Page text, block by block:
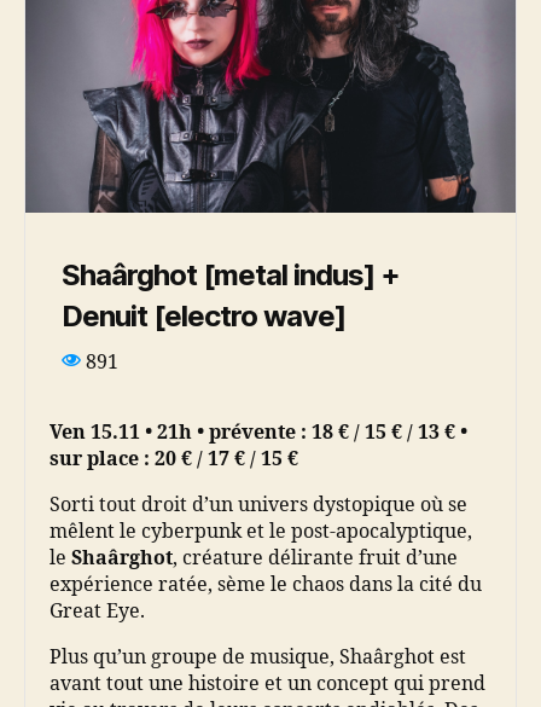
Shaârghot [metal indus] +
Denuit [electro wave]
891
Ven 15.11 • 21h • prévente : 18 € / 15 € / 13 € •
sur place : 20 € / 17 € / 15 €
Sorti tout droit d’un univers dystopique où se
mêlent le cyberpunk et le post-apocalyptique,
le Shaârghot, créature délirante fruit d’une
expérience ratée, sème le chaos dans la cité du
Great Eye.
Plus qu’un groupe de musique, Shaârghot est
avant tout une histoire et un concept qui prend